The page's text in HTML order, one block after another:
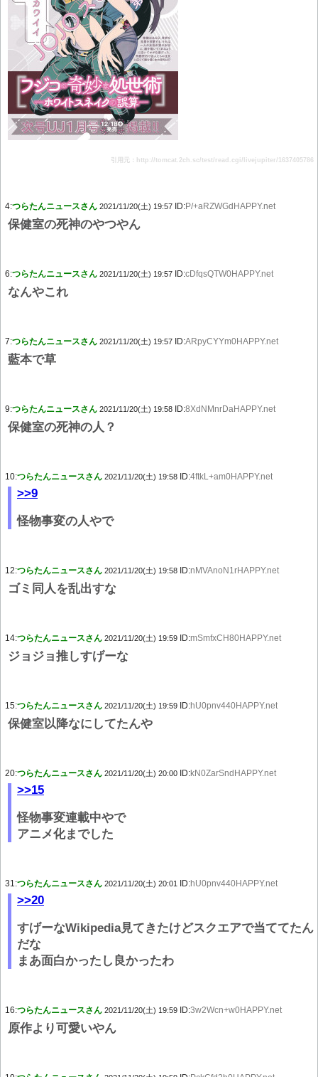
引用元：http://tomcat.2ch.sc/test/read.cgi/livejupiter/1637405786
4:つらたんニュースさん 2021/11/20(土) 19:57 ID:P/+aRZWGdHAPPY.net
保健室の死神のやつやん
6:つらたんニュースさん 2021/11/20(土) 19:57 ID:cDfqsQTW0HAPPY.net
なんやこれ
7:つらたんニュースさん 2021/11/20(土) 19:57 ID:ARpyCYYm0HAPPY.net
藍本で草
9:つらたんニュースさん 2021/11/20(土) 19:58 ID:8XdNMnrDaHAPPY.net
保健室の死神の人？
10:つらたんニュースさん 2021/11/20(土) 19:58 ID:4ftkL+am0HAPPY.net
>>9
怪物事変の人やで
12:つらたんニュースさん 2021/11/20(土) 19:58 ID:nMVAnoN1rHAPPY.net
ゴミ同人を乱出すな
14:つらたんニュースさん 2021/11/20(土) 19:59 ID:mSmfxCH80HAPPY.net
ジョジョ推しすげーな
15:つらたんニュースさん 2021/11/20(土) 19:59 ID:hU0pnv440HAPPY.net
保健室以降なにしてたんや
20:つらたんニュースさん 2021/11/20(土) 20:00 ID:kN0ZarSndHAPPY.net
>>15
怪物事変連載中やで
アニメ化までした
31:つらたんニュースさん 2021/11/20(土) 20:01 ID:hU0pnv440HAPPY.net
>>20
すげーなWikipedia見てきたけどスクエアで当ててたん
だな
まあ面白かったし良かったわ
16:つらたんニュースさん 2021/11/20(土) 19:59 ID:3w2Wcn+w0HAPPY.net
原作より可愛いやん